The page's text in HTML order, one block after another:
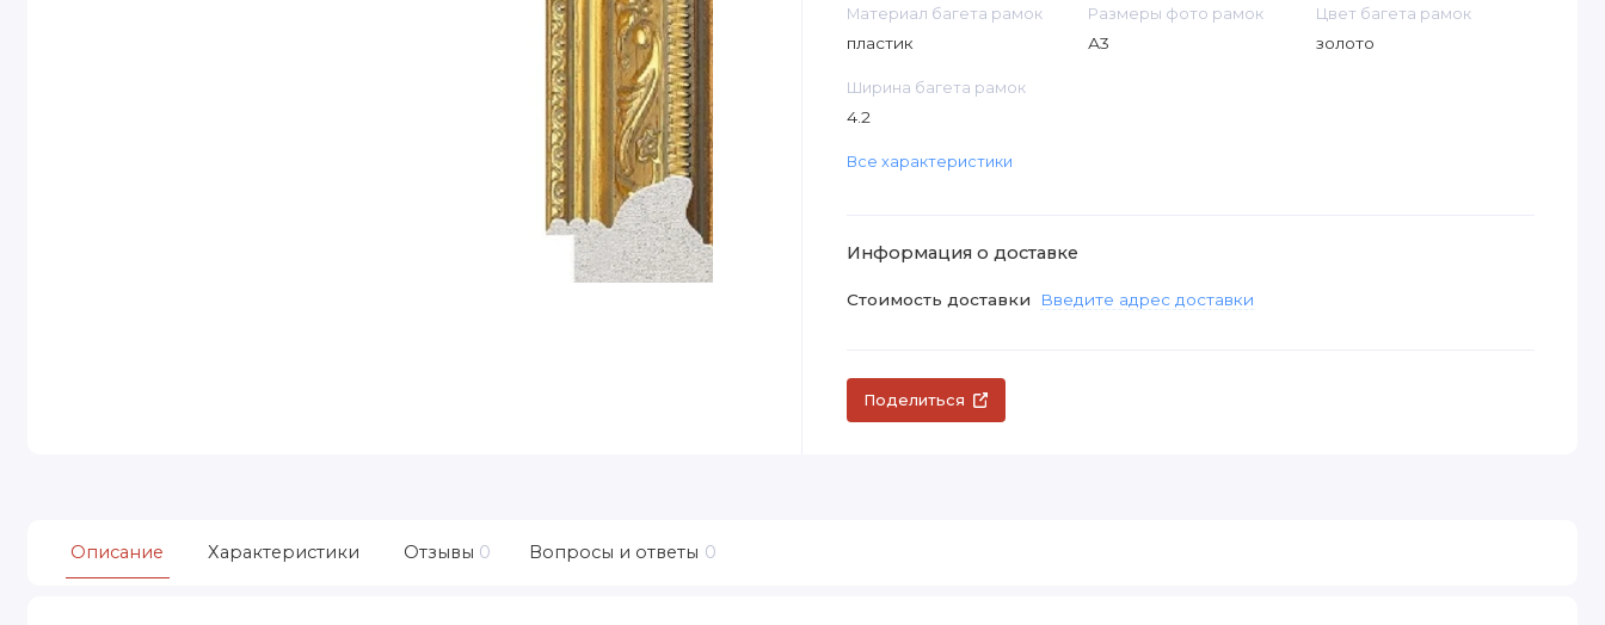
Материал багета рамок
пластик
Размеры фото рамок
А3
Цвет багета рамок
золото
Ширина багета рамок
4.2
Все характеристики
Информация о доставке
Стоимость доставки Введите адрес доставки
Поделиться
Описание Характеристики Отзывы 0 Вопросы и ответы 0